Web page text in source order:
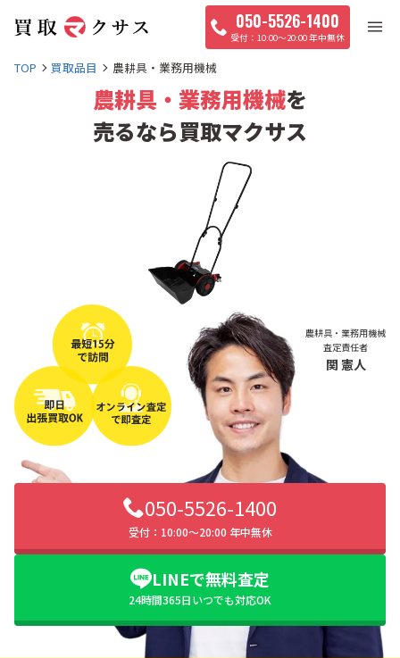
050-5526-1400
10:00〜20:00 年中無休
TOP 買取品目 農耕具・業務用機械
農耕具・業務用機械を
売るなら買取マクサス
農耕具・業務用機械
査定責任者
関 憲人
050-5526-1400
受付：10:00〜20:00 年中無休
LINEで無料査定
24時間365日いつでも対応OK